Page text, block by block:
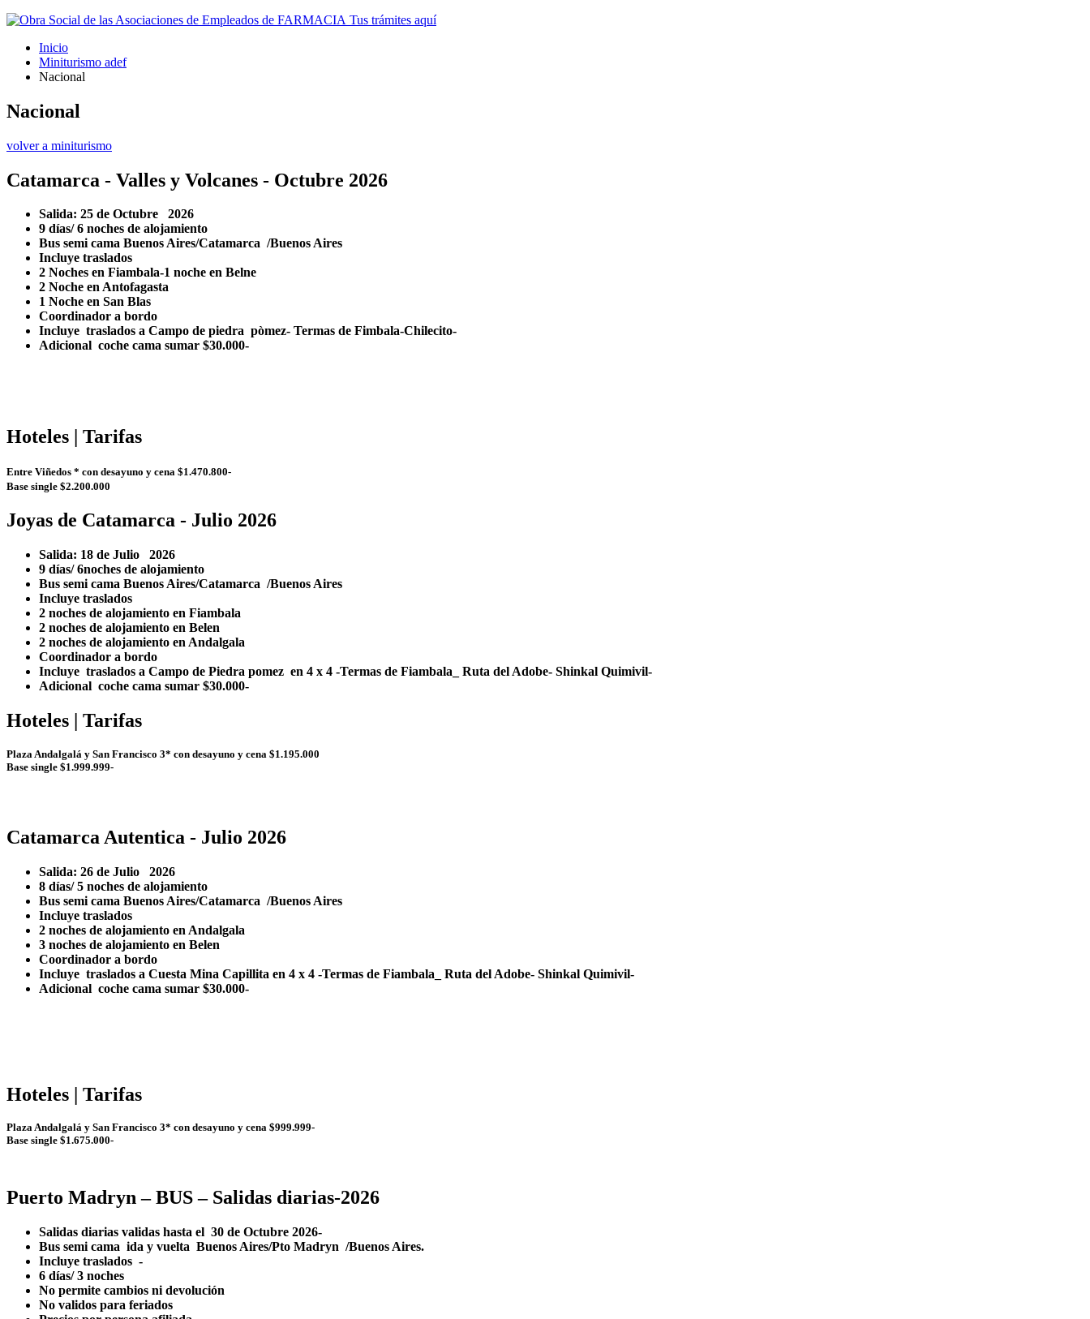
Tus trámites aquí
Inicio
Miniturismo adef
Nacional
Nacional
volver a miniturismo
Catamarca - Valles y Volcanes - Octubre 2026
Salida: 25 de Octubre 2026
9 días/ 6 noches de alojamiento
Bus semi cama Buenos Aires/Catamarca /Buenos Aires
Incluye traslados
2 Noches en Fiambala-1 noche en Belne
2 Noche en Antofagasta
1 Noche en San Blas
Coordinador a bordo
Incluye traslados a Campo de piedra pòmez- Termas de Fimbala-Chilecito-
Adicional coche cama sumar $30.000-
Hoteles | Tarifas
Entre Viñedos * con desayuno y cena $1.470.800-
Base single $2.200.000
Joyas de Catamarca - Julio 2026
Salida: 18 de Julio 2026
9 días/ 6noches de alojamiento
Bus semi cama Buenos Aires/Catamarca /Buenos Aires
Incluye traslados
2 noches de alojamiento en Fiambala
2 noches de alojamiento en Belen
2 noches de alojamiento en Andalgala
Coordinador a bordo
Incluye traslados a Campo de Piedra pomez en 4 x 4 -Termas de Fiambala_ Ruta del Adobe- Shinkal Quimivil-
Adicional coche cama sumar $30.000-
Hoteles | Tarifas
Plaza Andalgalá y San Francisco 3* con desayuno y cena $1.195.000
Base single $1.999.999-
Catamarca Autentica - Julio 2026
Salida: 26 de Julio 2026
8 días/ 5 noches de alojamiento
Bus semi cama Buenos Aires/Catamarca /Buenos Aires
Incluye traslados
2 noches de alojamiento en Andalgala
3 noches de alojamiento en Belen
Coordinador a bordo
Incluye traslados a Cuesta Mina Capillita en 4 x 4 -Termas de Fiambala_ Ruta del Adobe- Shinkal Quimivil-
Adicional coche cama sumar $30.000-
Hoteles | Tarifas
Plaza Andalgalá y San Francisco 3* con desayuno y cena $999.999-
Base single $1.675.000-
Puerto Madryn – BUS – Salidas diarias-2026
Salidas diarias validas hasta el 30 de Octubre 2026-
Bus semi cama ida y vuelta Buenos Aires/Pto Madryn /Buenos Aires.
Incluye traslados -
6 días/ 3 noches
No permite cambios ni devolución
No validos para feriados